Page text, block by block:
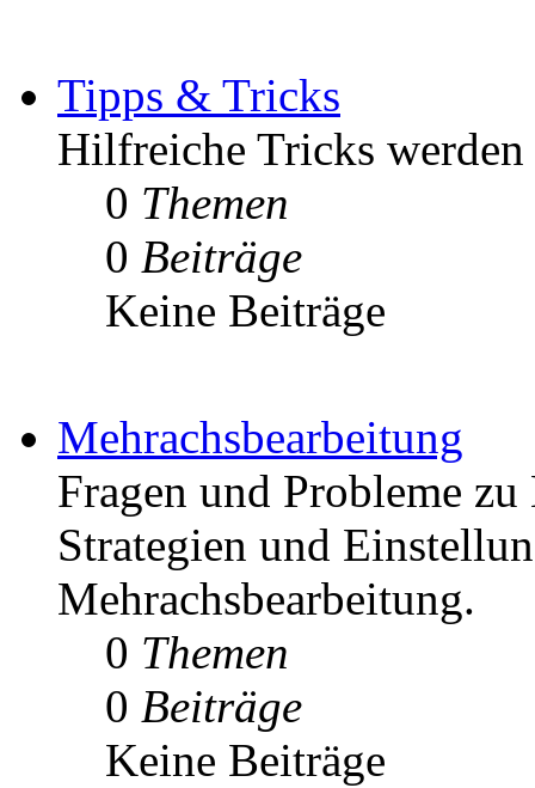
Tipps & Tricks
Hilfreiche Tricks
0 Themen
0 Beiträge
Keine Beiträge
Mehrachsbearbeitung
Fragen und Probleme
Strategien und
Mehrachsbearbeitung.
0 Themen
0 Beiträge
Keine Beiträge